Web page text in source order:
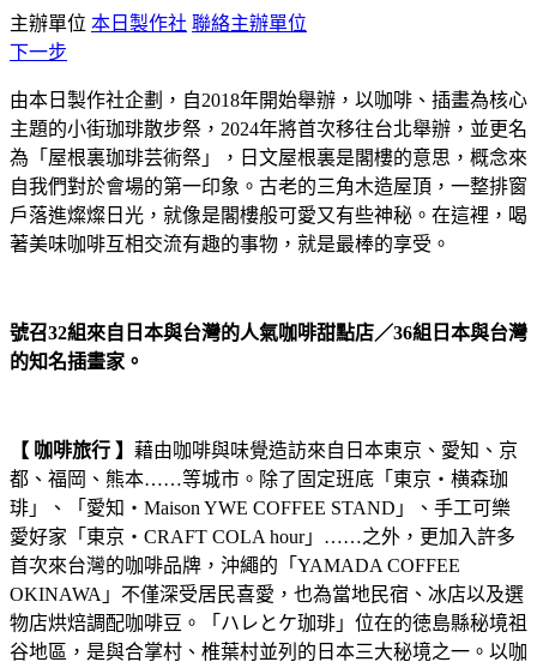
主辦單位 本日製作社 聯絡主辦單位
下一步
由本日製作社企劃，自2018年開始舉辦，以咖啡、插畫為核心
主題的小街珈琲散步祭，2024年將首次移往台北舉辦，並更名
為「屋根裏珈琲芸術祭」，日文屋根裏是閣樓的意思，概念來
自我們對於會場的第一印象。古老的三角木造屋頂，一整排窗
戶落進燦燦日光，就像是閣樓般可愛又有些神秘。在這裡，喝
著美味咖啡互相交流有趣的事物，就是最棒的享受。
號召32組來自日本與台灣的人氣咖啡甜點店／36組日本與台灣
的知名插畫家。
【 咖啡旅行 】 藉由咖啡與味覺造訪來自日本東京、愛知、京
都、福岡、熊本……等城市。除了固定班底「東京‧横森珈
琲」、「愛知‧Maison YWE COFFEE STAND」、手工可樂
愛好家「東京‧CRAFT COLA hour」……之外，更加入許多
首次來台灣的咖啡品牌，沖繩的「YAMADA COFFEE
OKINAWA」不僅深受居民喜愛，也為當地民宿、冰店以及選
物店烘焙調配咖啡豆。「ハレとケ珈琲」位在的徳島縣秘境祖
谷地區，是與合掌村、椎葉村並列的日本三大秘境之一。以咖